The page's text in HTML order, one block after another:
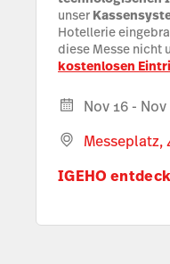
unser
Hotellerie
diese Messe nicht
kostenlosen
Nov 16 -
Messeplatz,
IGEHO